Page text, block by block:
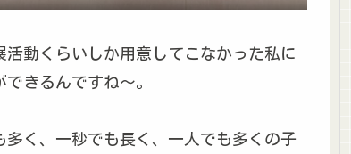
活動くらいしか用意してこなかった私に
きるんですね～。
く、一秒でも長く、一人でも多くの子